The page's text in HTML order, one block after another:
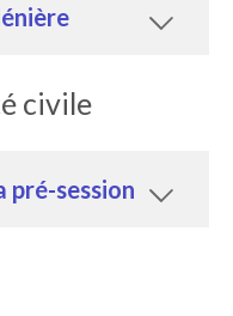
civile
pré-session